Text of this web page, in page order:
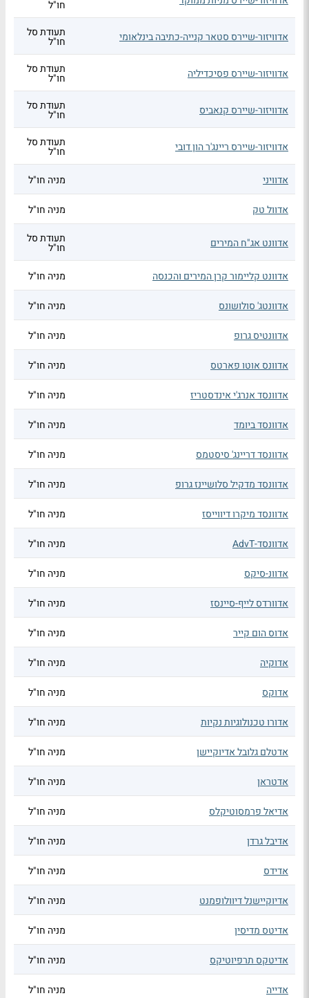
חו"ל
אדוויזור-שיירס סטאר קנייה-כתיבה בינלאומי תעודת סל
חו"ל
אדוויזור-שיירס פסיכדיליה תעודת סל
חו"ל
אדוויזור-שיירס קנאביס תעודת סל
חו"ל
אדוויזור-שיירס ריינג'ר הון דובי תעודת סל
חו"ל
אדוויני
מניה חו"ל
אדוול טק מניה חו"ל
אדוונט אג"ח המירים תעודת סל
חו"ל
אדוונט קליימור קרן המירים והכנסה
מניה חו"ל
אדוונטג' סולושונס מניה חו"ל
אדוונטיס גרופ מניה חו"ל
אדוונס אוטו פארטס מניה חו"ל
אדוונסד אנרג'י אינדסטריז מניה חו"ל
אדוונסד ביומד מניה חו"ל
אדוונסד דריינג' סיסטמס מניה חו"ל
אדוונסד מדקיל סלושיינז גרופ מניה חו"ל
אדוונסד מיקרו דיווייסז מניה חו"ל
אדוונסד-AdvT מניה חו"ל
אדוונ-סיקס מניה חו"ל
אדוורדס לייף-סיינסז מניה חו"ל
אדוס הום קייר מניה חו"ל
אדוקיה מניה חו"ל
אדוקס מניה חו"ל
אדורו טכנולוגיות נקיות מניה חו"ל
אדטלם גלובל אדיוקיישן מניה חו"ל
אדטראן מניה חו"ל
אדיאל פרמסוטיקלס מניה חו"ל
אדיבל גרדן מניה חו"ל
אדידס מניה חו"ל
אדיוקיישנל דיוולופמנט מניה חו"ל
אדיטס מדיסין מניה חו"ל
אדיטקס תרפיוטיקס מניה חו"ל
אדייה מניה חו"ל